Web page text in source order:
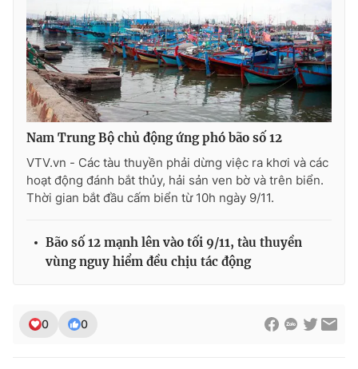
Ðiện thoại Thời báo VTV: 024.66 897 897
Email:toasoan@vtv.vn
Liên hệ quảng cáo:024-7300.7108
Nam Trung Bộ chủ động ứng phó bão số 12
VTV.vn - Các tàu thuyền phải dừng việc ra khơi và các
hoạt động đánh bắt thủy, hải sản ven bờ và trên biển.
Thời gian bắt đầu cấm biển từ 10h ngày 9/11.
Bão số 12 mạnh lên vào tối 9/11, tàu thuyền
vùng nguy hiểm đều chịu tác động
0 0